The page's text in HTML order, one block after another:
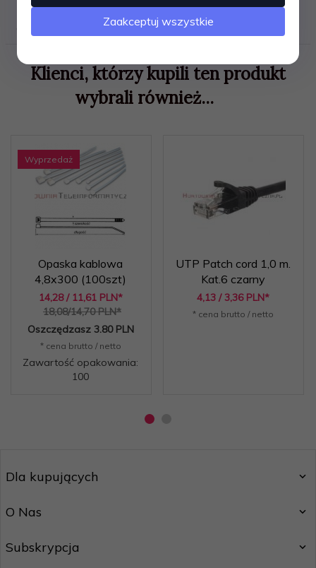
OPINIE KLIENTÓW
Klienci, którzy kupili ten produkt
wybrali również...
Wyprzedaż
Opaska kablowa
4,8x300 (100szt)
14,28 / 11,61 PLN*
18,08/14,70 PLN*
Oszczędzasz 3.80 PLN
* cena brutto / netto
Zawartość opakowania:
100
UTP Patch cord 1,0 m.
Kat.6 czarny
4,13 / 3,36 PLN*
* cena brutto / netto
Dla kupujących
O Nas
Subskrypcja
Zaakceptuj wszystkie